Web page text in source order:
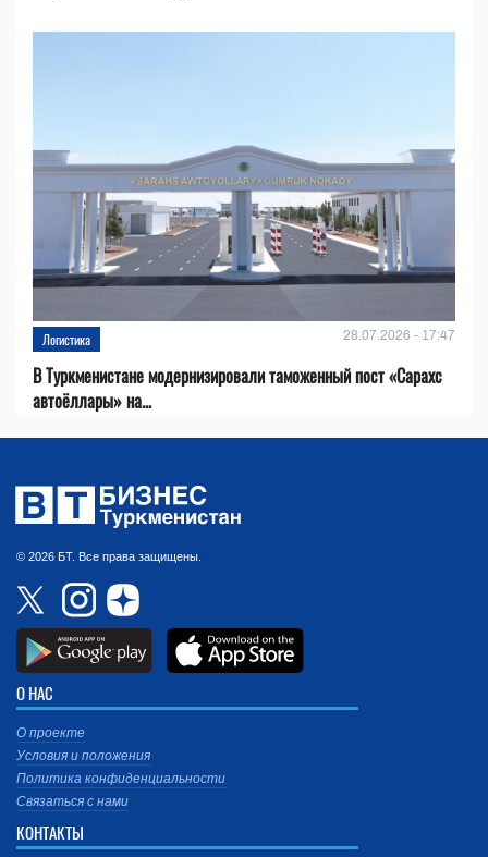
Логистика 28.07.2026 - 17:47
В Туркменистане модернизировали таможенный пост «Сарахс
автоёллары» на...
© 2026 БТ. Все права защищены.
О НАС
О проекте
Условия и положения
Политика конфиденциальности
Связаться с нами
КОНТАКТЫ